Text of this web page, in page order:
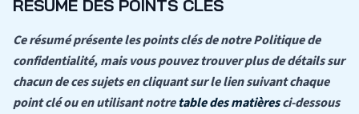
RÉSUMÉ DES POINTS CLÉS
Ce résumé présente les points clés de notre Politique de
confidentialité, mais vous pouvez trouver plus de détails sur
chacun de ces sujets en cliquant sur le lien suivant chaque
point clé ou en utilisant notretable des matièresci-dessous